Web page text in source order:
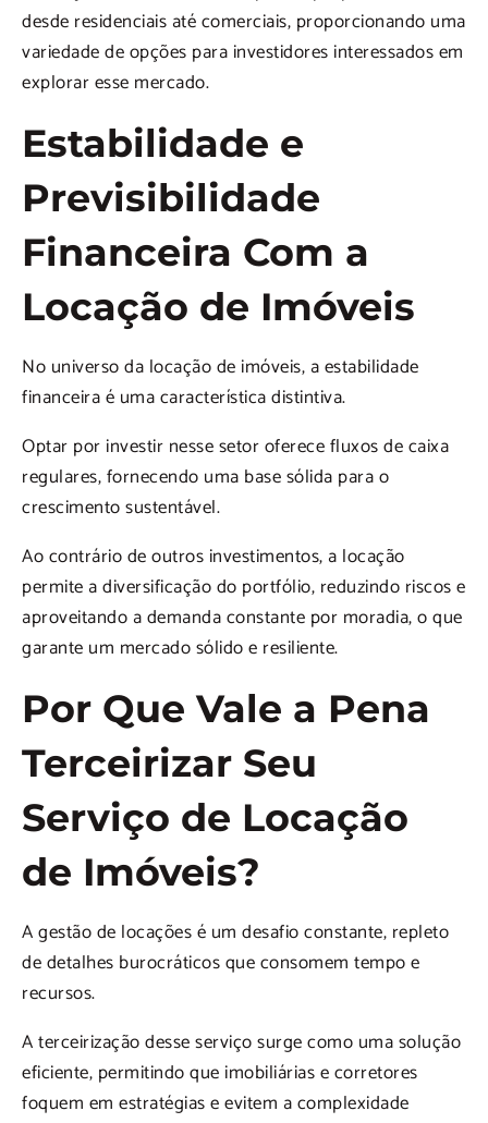
desde residenciais até comerciais, proporcionando uma
variedade de opções para investidores interessados em
explorar esse mercado.
Estabilidade e
Previsibilidade
Financeira Com a
Locação de Imóveis
No universo da locação de imóveis, a estabilidade
financeira é uma característica distintiva.
Optar por investir nesse setor oferece fluxos de caixa
regulares, fornecendo uma base sólida para o
crescimento sustentável.
Ao contrário de outros investimentos, a locação
permite a diversificação do portfólio, reduzindo riscos e
aproveitando a demanda constante por moradia, o que
garante um mercado sólido e resiliente.
Por Que Vale a Pena
Terceirizar Seu
Serviço de Locação
de Imóveis?
A gestão de locações é um desafio constante, repleto
de detalhes burocráticos que consomem tempo e
recursos.
A terceirização desse serviço surge como uma solução
eficiente, permitindo que imobiliárias e corretores
foquem em estratégias e evitem a complexidade